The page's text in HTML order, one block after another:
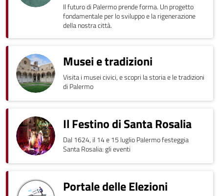
Il futuro di Palermo prende forma. Un progetto
fondamentale per lo sviluppo e la rigenerazione
della nostra città.
Musei e tradizioni
Visita i musei civici, e scopri la storia e le tradizioni
di Palermo
Il Festino di Santa Rosalia
Dal 1624, il 14 e 15 luglio Palermo festeggia
Santa Rosalia: gli eventi
Portale delle Elezioni